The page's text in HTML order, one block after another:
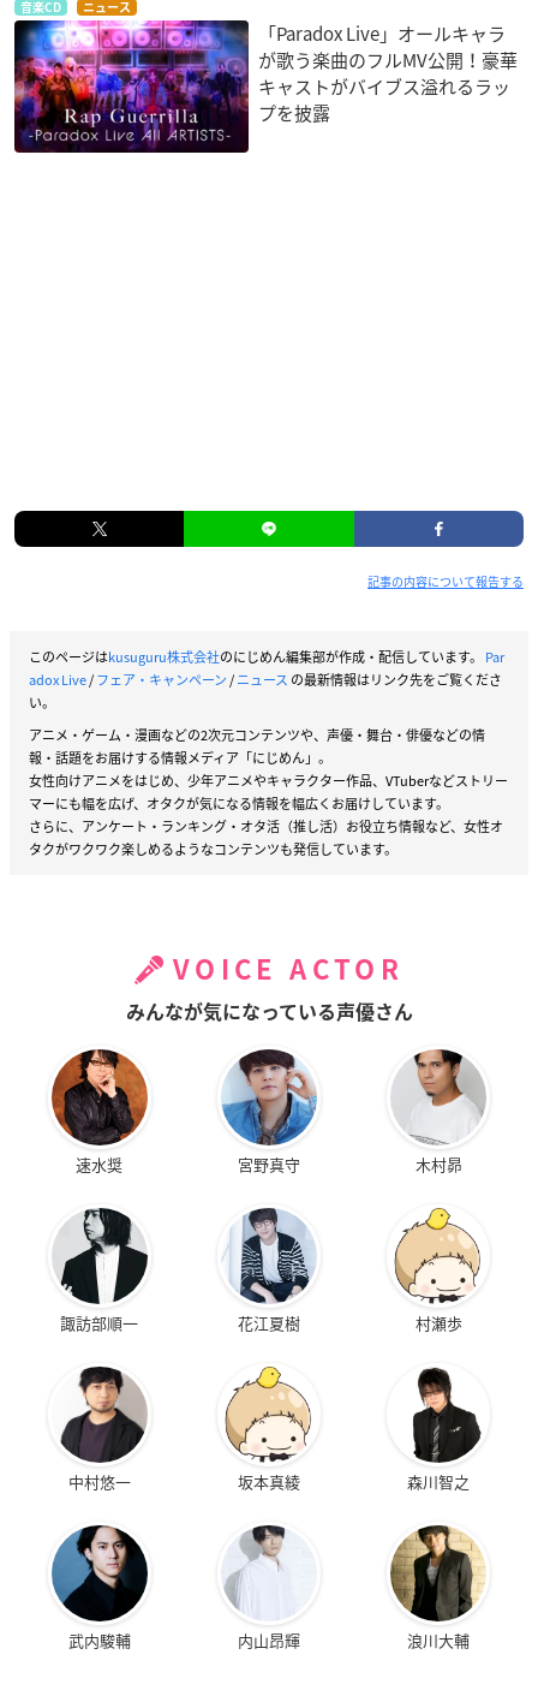
音楽CD ニュース
「Paradox Live」オールキャラ
が歌う楽曲のフルMV公開！豪華
キャストがバイブス溢れるラッ
プを披露
記事の内容について報告する
このページはkusuguru株式会社のにじめん編集部が作成・配信しています。 Par
adox Live/フェア・キャンペーン/ニュース の最新情報はリンク先をご覧くださ
い。
アニメ・ゲーム・漫画などの2次元コンテンツや、声優・舞台・俳優などの情
報・話題をお届けする情報メディア「にじめん」。
女性向けアニメをはじめ、少年アニメやキャラクター作品、VTuberなどストリー
マーにも幅を広げ、オタクが気になる情報を幅広くお届けしています。
さらに、アンケート・ランキング・オタ活（推し活）お役立ち情報など、女性オ
タクがワクワク楽しめるようなコンテンツも発信しています。
VOICE ACTOR
みんなが気になっている声優さん
速水奨 宮野真守 木村昴
諏訪部順一 花江夏樹 村瀬歩
中村悠一 坂本真綾 森川智之
武内駿輔 内山昂輝 浪川大輔